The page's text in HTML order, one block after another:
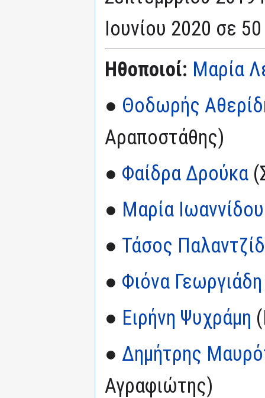
Ιουνίου 2020 σε
Ηθοποιοί: Μαρία
● Θοδωρής
Αραποστάθης)
● Φαίδρα Δρούκα
● Μαρία Ιωαννίδου
● Τάσος
● Φιόνα Γεωργιάδη
● Ειρήνη Ψυχράμη
● Δημήτρης
Αγραφιώτης)